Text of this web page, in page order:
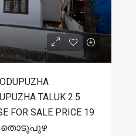
TALUK 2.5
FOR SALE PRICE 19
തൊടുപുഴ